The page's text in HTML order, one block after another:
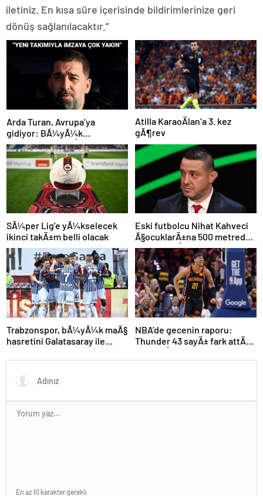
iletiniz. En kısa süre içerisinde bildirimlerinize geri
dönüş sağlanılacaktır.”
Arda Turan, Avrupa’ya
gidiyor: BÃ¼yÃ¼k
Ã¶lÃ§Ã¼de anlaÅmaya
varÄ±ldÄ±
Atilla KaraoÄlan’a 3. kez
gÃ¶rev
SÃ¼per Lig’e yÃ¼kselecek
ikinci takÄ±m belli olacak
Eski futbolcu Nihat Kahveci
Ã§ocuklarÄ±na 500 metreden
fazla yaklaÅamayacak
Trabzonspor, bÃ¼yÃ¼k maÃ§
hasretini Galatasaray ile
NBA’de gecenin raporu:
Thunder 43 sayÄ± fark attÄ±,
En az 10 karakter gerekli